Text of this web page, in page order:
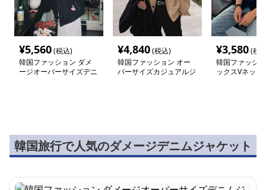
¥5,560(税込)
韓国ファッション ダメ
ージオーバーサイズデニ
¥4,840(税込)
韓国ファッション オー
バーサイズカジュアルジ
¥3,580(税
韓国ファッシ
ックスVネック
韓国旅行で人気のダメージデニムジャケット